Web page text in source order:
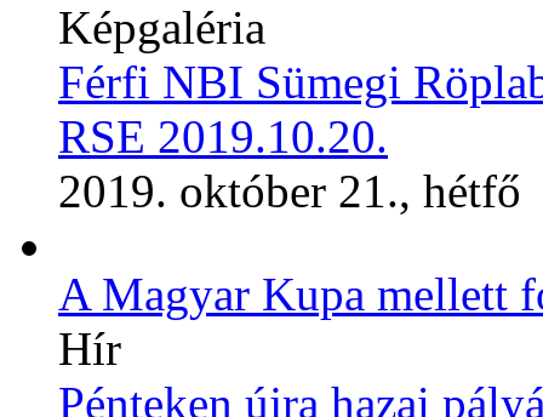
Képgaléria
Férfi NBI Sümegi
RSE 2019.10.20.
2019. október 21., hétfő
A Magyar Kupa mellett
Hír
Pénteken újra hazai